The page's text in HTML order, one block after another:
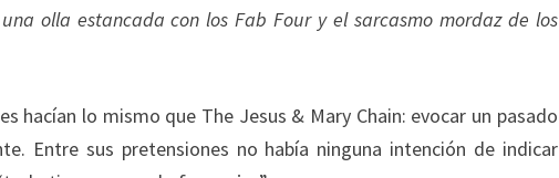
olla estancada con los Fab Four y el sarcasmo mordaz de los
hacían lo mismo que The Jesus & Mary Chain: evocar un pasado
Entre sus pretensiones no había ninguna intención de indicar